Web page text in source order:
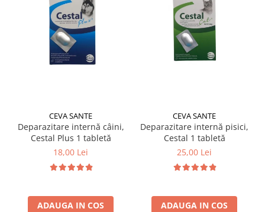
CEVA SANTE
Deparazitare internă câini,
Cestal Plus 1 tabletă
18,00 Lei
ADAUGA IN COS
CEVA SANTE
Deparazitare internă pisici,
Cestal 1 tabletă
25,00 Lei
ADAUGA IN COS